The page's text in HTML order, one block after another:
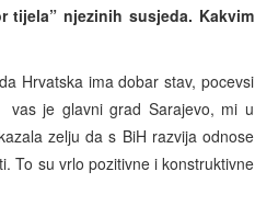
tijela” njezinih susjeda. Kakvim
Hrvatska ima dobar stav, pocevsi
vas je glavni grad Sarajevo, mi u
zelju da s BiH razvija odnose
To su vrlo pozitivne i konstruktivne